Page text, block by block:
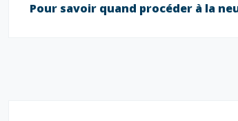
Pour savoir quand procéder à la